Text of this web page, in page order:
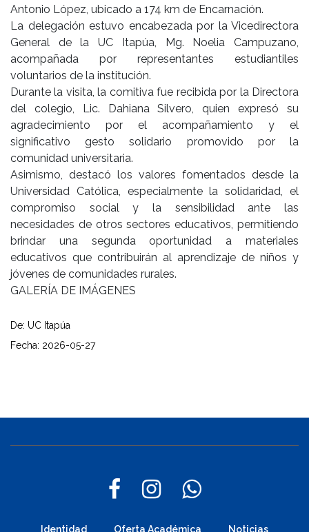
Antonio López, ubicado a 174 km de Encarnación.
La delegación estuvo encabezada por la Vicedirectora
General de la UC Itapúa, Mg. Noelia Campuzano,
acompañada por representantes estudiantiles
voluntarios de la institución.
Durante la visita, la comitiva fue recibida por la Directora
del colegio, Lic. Dahiana Silvero, quien expresó su
agradecimiento por el acompañamiento y el
significativo gesto solidario promovido por la
comunidad universitaria.
Asimismo, destacó los valores fomentados desde la
Universidad Católica, especialmente la solidaridad, el
compromiso social y la sensibilidad ante las
necesidades de otros sectores educativos, permitiendo
brindar una segunda oportunidad a materiales
educativos que contribuirán al aprendizaje de niños y
jóvenes de comunidades rurales.
GALERÍA DE IMÁGENES
De: UC Itapúa
Fecha: 2026-05-27
Identidad Oferta Académica Noticias